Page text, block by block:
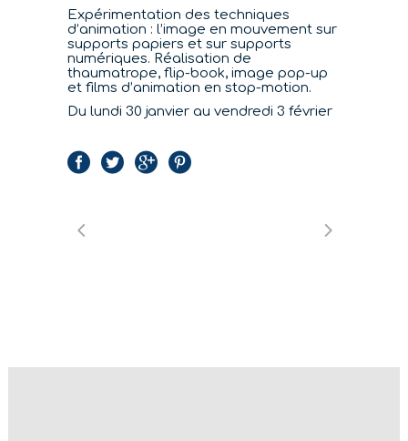
Expérimentation des techniques
d’animation : l’image en mouvement sur
supports papiers et sur supports
numériques. Réalisation de
thaumatrope, flip-book, image pop-up
et films d’animation en stop-motion.
Du lundi 30 janvier au vendredi 3 février